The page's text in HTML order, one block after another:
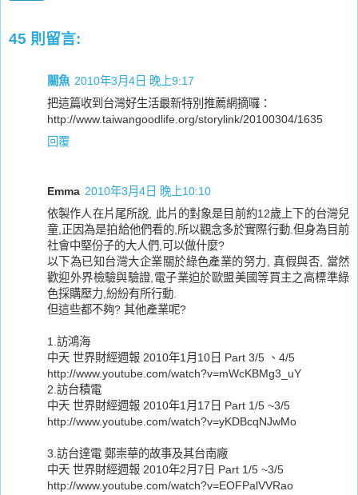
45 則留言:
關魚 2010年3月4日 晚上9:17
把這篇收到台灣好生活最新特別推薦網摘囉：
http://www.taiwangoodlife.org/storylink/20100304/1635
回覆
Emma 2010年3月4日 晚上10:10
依製作人在片尾所說, 此片的對象是目前約12歲上下的台灣兒
童,正因為是拍給他們看的,所以觀念多於實際行動.但身為目前
社會中堅份子的大人們,可以做什麼?
以下為已知台灣大企業關於綠色產業的努力, 真假與否, 當然
歡迎外界檢驗與驗證,電子業迫於歐盟美國等買主之高標準綠
色採購壓力,紛紛有所行動.
但這些都不夠? 其他產業呢?
1.訪鴻海
中天 世界財經週報 2010年1月10日 Part 3/5 、4/5
http://www.youtube.com/watch?v=mWcKBMg3_uY
2.訪台積電
中天 世界財經週報 2010年1月17日 Part 1/5 ~3/5
http://www.youtube.com/watch?v=yKDBcqNJwMo
3.訪台達電 鄭崇華的故事及其台南廠
中天 世界財經週報 2010年2月7日 Part 1/5 ~3/5
http://www.youtube.com/watch?v=EOFPalVVRao